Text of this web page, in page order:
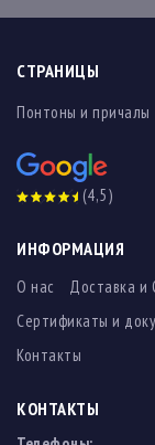
СТРАНИЦЫ
Понтоны и причалы
(4,5)
ИНФОРМАЦИЯ
О нас Доставка и
Сертификаты и
Контакты
КОНТАКТЫ